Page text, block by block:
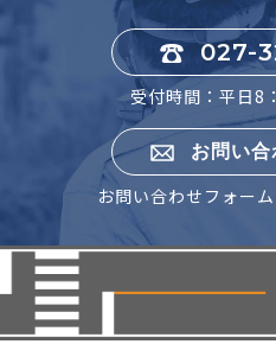
027-
受付時間：平日8
お問い
お問い合わせフォー